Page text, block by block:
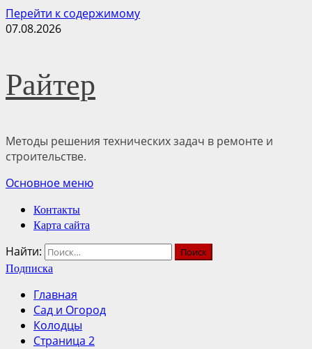
Перейти к содержимому
07.08.2026
Райтер
Методы решения технических задач в ремонте и
строительстве.
Основное меню
Контакты
Карта сайта
Найти:
Подписка
Главная
Сад и Огород
Колодцы
Страница 2